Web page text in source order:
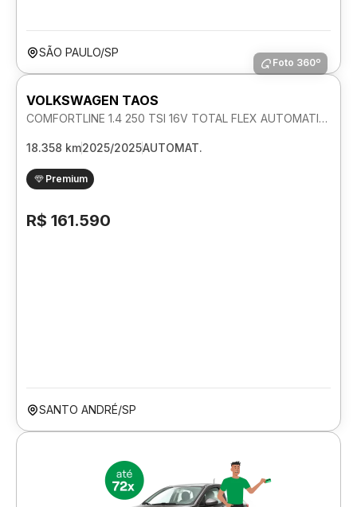
SÃO PAULO/SP
Foto 360º
VOLKSWAGEN TAOS
COMFORTLINE 1.4 250 TSI 16V TOTAL FLEX AUTOMATICO
18.358 km2025/2025AUTOMAT.
Premium
R$ 161.590
SANTO ANDRÉ/SP